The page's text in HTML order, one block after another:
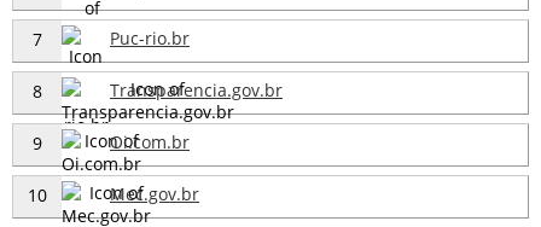
7 Puc-rio.br
8 Transparencia.gov.br
9 Oi.com.br
10 Mec.gov.br